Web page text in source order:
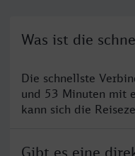
Was ist die
Die schnellste
und 53 Minuten mit
kann sich die
Gibt es eine